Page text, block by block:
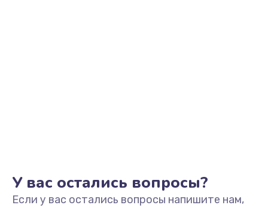
У вас остались вопросы?
Если у вас остались вопросы напишите нам,